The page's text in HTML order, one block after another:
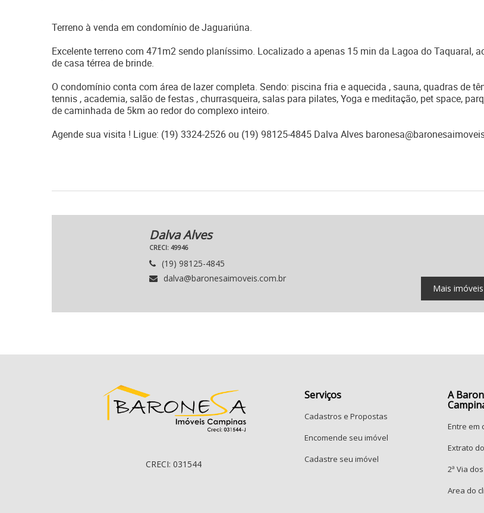
Terreno à venda em condomínio de Jaguariúna.
Excelente terreno com 471m2 sendo planíssimo. Localizado a apenas 15 min da Lagoa do Taquaral,
de casa térrea de brinde.
O condomínio conta com área de lazer completa. Sendo: piscina fria e aquecida , sauna, quadras de
tennis , academia, salão de festas , churrasqueira, salas para pilates, Yoga e meditação, pet space,
de caminhada de 5km ao redor do complexo inteiro.
Agende sua visita ! Ligue: (19) 3324-2526 ou (19) 98125-4845 Dalva Alves
Dalva Alves
CRECI: 49946
(19) 98125-4845
dalva@baronesaimoveis.com.br
Mais
CRECI: 031544
Serviços
Cadastros e Propostas
Encomende seu imóvel
Cadastre seu imóvel
A
Entre em
Extrato
2ª Via
Area do